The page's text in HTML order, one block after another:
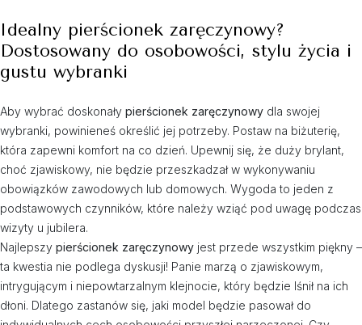
Idealny pierścionek zaręczynowy?
Dostosowany do osobowości, stylu życia i
gustu wybranki
Aby wybrać doskonały pierścionek zaręczynowy dla swojej
wybranki, powinieneś określić jej potrzeby. Postaw na biżuterię,
która zapewni komfort na co dzień. Upewnij się, że duży brylant,
choć zjawiskowy, nie będzie przeszkadzał w wykonywaniu
obowiązków zawodowych lub domowych. Wygoda to jeden z
podstawowych czynników, które należy wziąć pod uwagę podczas
wizyty u jubilera.
Najlepszy pierścionek zaręczynowy jest przede wszystkim piękny –
ta kwestia nie podlega dyskusji! Panie marzą o zjawiskowym,
intrygującym i niepowtarzalnym klejnocie, który będzie lśnił na ich
dłoni. Dlatego zastanów się, jaki model będzie pasował do